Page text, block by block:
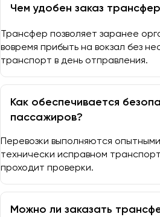
Чем удобен заказ
Трансфер позволяет заранее
вовремя прибыть на вокзал без
транспорт в день отправления.
Как обеспечивается
пассажиров?
Перевозки выполняются
технически исправном
проходит проверки.
Можно ли заказать